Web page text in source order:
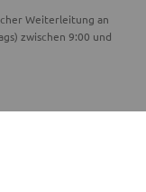
Weiterleitung an
zwischen 9:00 und
Sie erreichbar.